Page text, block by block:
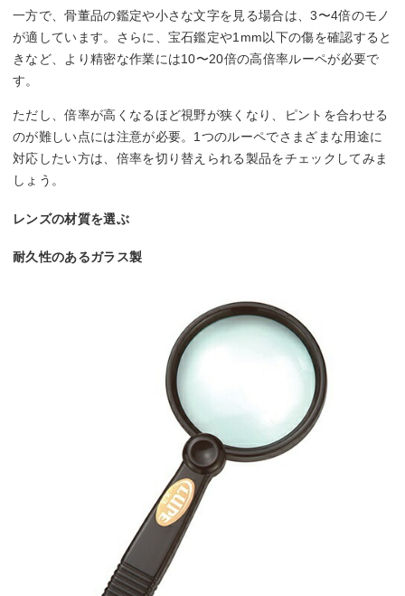
一方で、骨董品の鑑定や小さな文字を見る場合は、3〜4倍のモノ
が適しています。さらに、宝石鑑定や1mm以下の傷を確認すると
きなど、より精密な作業には10〜20倍の高倍率ルーペが必要で
す。
ただし、倍率が高くなるほど視野が狭くなり、ピントを合わせる
のが難しい点には注意が必要。1つのルーペでさまざまな用途に
対応したい方は、倍率を切り替えられる製品をチェックしてみま
しょう。
レンズの材質を選ぶ
耐久性のあるガラス製